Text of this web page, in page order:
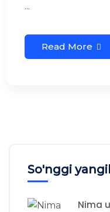
...
Read More
So'nggi
Nima